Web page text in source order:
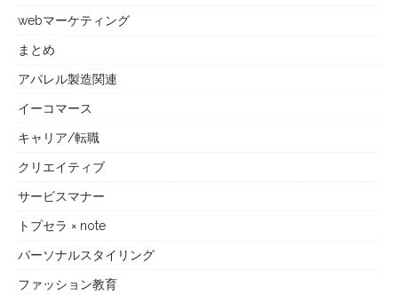
webマーケティング
まとめ
アパレル製造関連
イーコマース
キャリア/転職
クリエイティブ
サービスマナー
トプセラ × note
パーソナルスタイリング
ファッション教育